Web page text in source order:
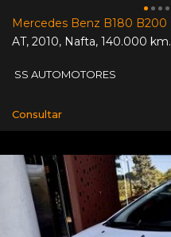
Mercedes Benz B180 B200
AT, 2010, Nafta, 140.000 km.
SS AUTOMOTORES
Consultar